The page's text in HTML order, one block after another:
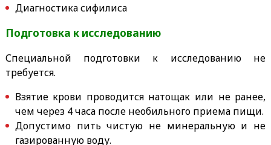
Диагностика сифилиса
Подготовка к исследованию
Специальной подготовки к исследованию не
требуется.
Взятие крови проводится натощак или не ранее,
чем через 4 часа после необильного приема пищи.
Допустимо питьчистую не минеральную и не
газированную воду.